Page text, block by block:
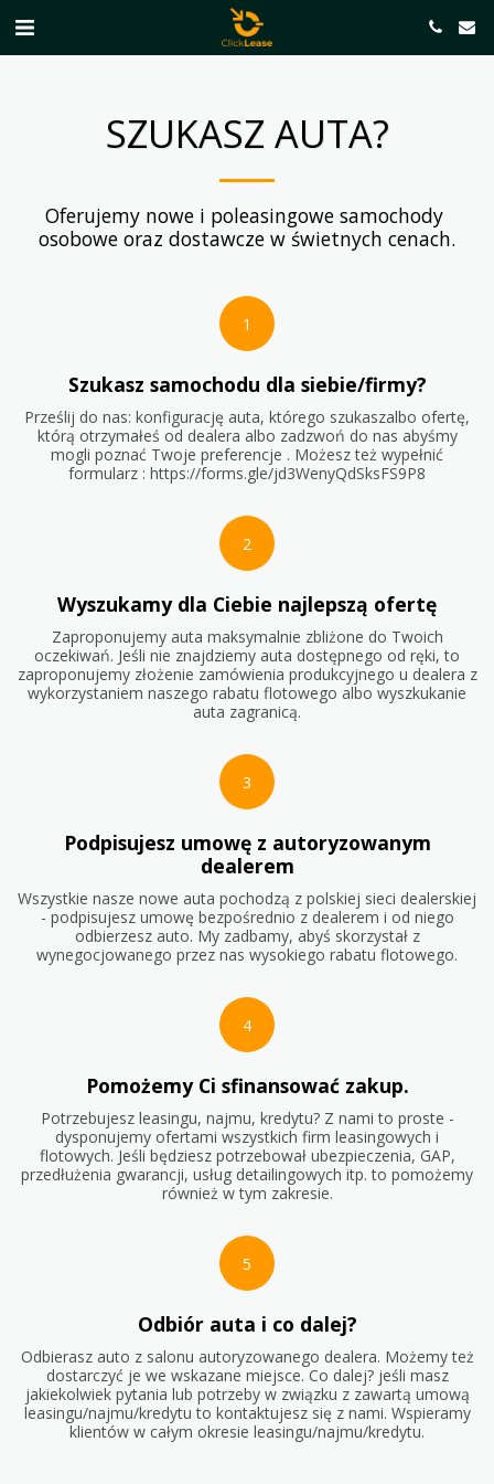
SZUKASZ AUTA?
Oferujemy nowe i poleasingowe samochody
osobowe oraz dostawcze w świetnych cenach.
1
Szukasz samochodu dla siebie/firmy?
Prześlij do nas: konfigurację auta, którego szukaszalbo ofertę,
którą otrzymałeś od dealera albo zadzwoń do nas abyśmy
mogli poznać Twoje preferencje . Możesz też wypełnić
formularz : https://forms.gle/jd3WenyQdSksFS9P8
2
Wyszukamy dla Ciebie najlepszą ofertę
Zaproponujemy auta maksymalnie zbliżone do Twoich
oczekiwań. Jeśli nie znajdziemy auta dostępnego od ręki, to
zaproponujemy złożenie zamówienia produkcyjnego u dealera z
wykorzystaniem naszego rabatu flotowego albo wyszkukanie
auta zagranicą.
3
Podpisujesz umowę z autoryzowanym
dealerem
Wszystkie nasze nowe auta pochodzą z polskiej sieci dealerskiej
- podpisujesz umowę bezpośrednio z dealerem i od niego
odbierzesz auto. My zadbamy, abyś skorzystał z
wynegocjowanego przez nas wysokiego rabatu flotowego.
4
Pomożemy Ci sfinansować zakup.
Potrzebujesz leasingu, najmu, kredytu? Z nami to proste -
dysponujemy ofertami wszystkich firm leasingowych i
flotowych. Jeśli będziesz potrzebował ubezpieczenia, GAP,
przedłużenia gwarancji, usług detailingowych itp. to pomożemy
również w tym zakresie.
5
Odbiór auta i co dalej?
Odbierasz auto z salonu autoryzowanego dealera. Możemy też
dostarczyć je we wskazane miejsce. Co dalej? jeśli masz
jakiekolwiek pytania lub potrzeby w związku z zawartą umową
leasingu/najmu/kredytu to kontaktujesz się z nami. Wspieramy
klientów w całym okresie leasingu/najmu/kredytu.